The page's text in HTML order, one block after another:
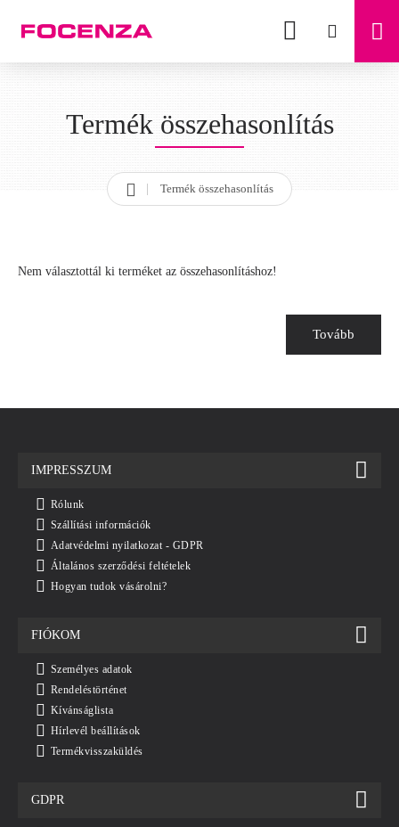
Termék összehasonlítás
h
Termék összehasonlítás
Nem választottál ki terméket az összehasonlításhoz!
Tovább
IMPRESSZUM
Rólunk
Szállítási információk
Adatvédelmi nyilatkozat - GDPR
Általános szerződési feltételek
Hogyan tudok vásárolni?
FIÓKOM
Személyes adatok
Rendeléstörténet
Kívánságlista
Hírlevél beállítások
Termékvisszaküldés
GDPR